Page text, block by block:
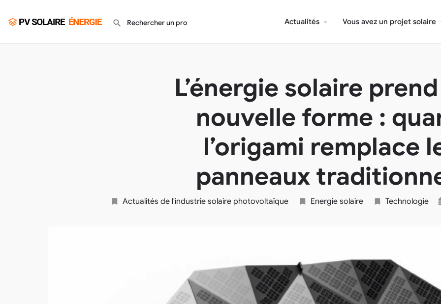
Actualités Vous avez un projet solaire
L’énergie solaire
nouvelle forme :
l’origami remplace
panneaux
Actualités de l'industrie solaire photovoltaïque Energie solaire Technologie